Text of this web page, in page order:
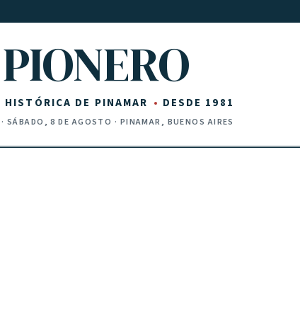
PIONERO
HISTÓRICA DE PINAMAR DESDE 1981
· SÁBADO, 8 DE AGOSTO · PINAMAR, BUENOS AIRES